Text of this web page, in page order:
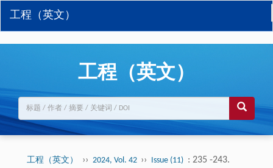
工程（英文）
工程（英文）
工程（英文） ›› 2024, Vol. 42 ›› Issue (11) : 235 -243.